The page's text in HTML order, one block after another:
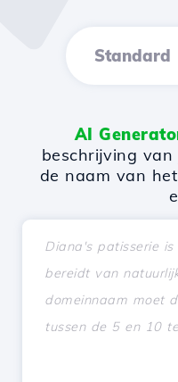
Standard
AI
beschrijving
de naam van